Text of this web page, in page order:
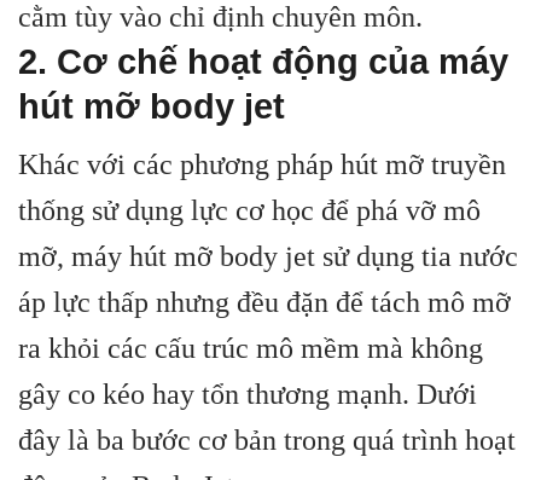
cằm tùy vào chỉ định chuyên môn.
2. Cơ chế hoạt động của máy
hút mỡ body jet
Khác với các phương pháp hút mỡ truyền
thống sử dụng lực cơ học để phá vỡ mô
mỡ, máy hút mỡ body jet sử dụng tia nước
áp lực thấp nhưng đều đặn để tách mô mỡ
ra khỏi các cấu trúc mô mềm mà không
gây co kéo hay tổn thương mạnh. Dưới
đây là ba bước cơ bản trong quá trình hoạt